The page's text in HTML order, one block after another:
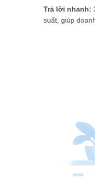
Trả lời nhanh:
suất, giúp